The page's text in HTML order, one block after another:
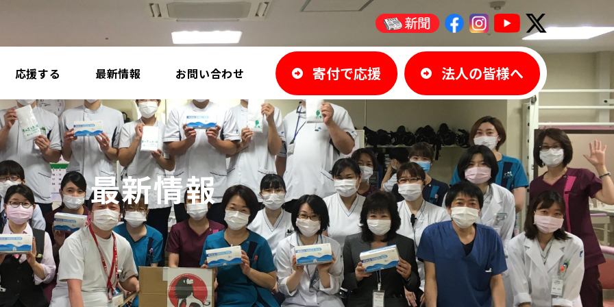
応援する 最新情報 お問い合わせ 寄付で応援 法人の皆様へ
最新情報